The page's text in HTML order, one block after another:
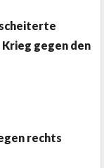
gegen den
rechts